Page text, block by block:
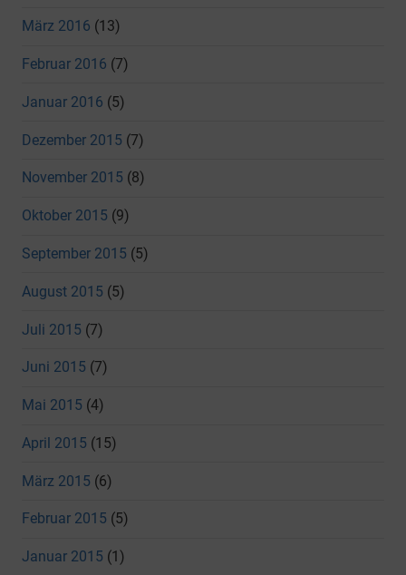
März 2016 (13)
Februar 2016 (7)
Januar 2016 (5)
Dezember 2015 (7)
November 2015 (8)
Oktober 2015 (9)
September 2015 (5)
August 2015 (5)
Juli 2015 (7)
Juni 2015 (7)
Mai 2015 (4)
April 2015 (15)
März 2015 (6)
Februar 2015 (5)
Januar 2015 (1)